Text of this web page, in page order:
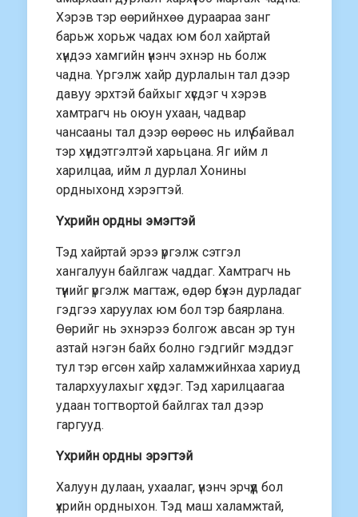
Хэрэв тэр өөрийнхөө дураараа занг
барьж хорьж чадах юм бол хайртай
хүндээ хамгийн үнэнч эхнэр нь болж
чадна. Үргэлж хайр дурлалын тал дээр
давуу эрхтэй байхыг хүсдэг ч хэрэв
хамтрагч нь оюун ухаан, чадвар
чансааны тал дээр өөрөөс нь илүү байвал
тэр хүндэтгэлтэй харьцана. Яг ийм л
харилцаа, ийм л дурлал Хонины
ордныхонд хэрэгтэй.
Үхрийн ордны эмэгтэй
Тэд хайртай эрээ үргэлж сэтгэл
хангалуун байлгаж чаддаг. Хамтрагч нь
түүнийг үргэлж магтаж, өдөр бүхэн дурладаг
гэдгээ харуулах юм бол тэр баярлана.
Өөрийг нь эхнэрээ болгож авсан эр тун
азтай нэгэн байх болно гэдгийг мэддэг
тул тэр өгсөн хайр халамжийнхаа хариуд
талархуулахыг хүсдэг. Тэд харилцаагаа
удаан тогтвортой байлгах тал дээр
гаргууд.
Үхрийн ордны эрэгтэй
Халуун дулаан, ухаалаг, үнэнч эрчүүд бол
үхрийн ордныхон. Тэд маш халамжтай,